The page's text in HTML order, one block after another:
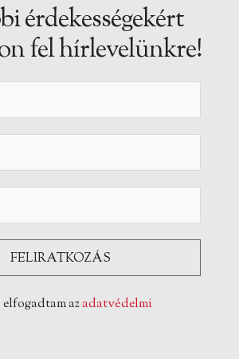
érdekességekért
fel hírlevelünkre!
azadatvédelmi